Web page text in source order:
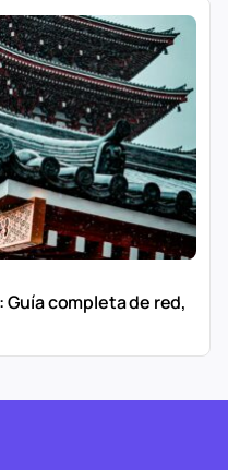
Guía completa de red,